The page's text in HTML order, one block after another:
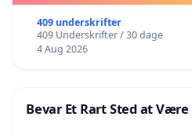
409 underskrifter
409 Underskrifter / 30 dage
4 Aug 2026
Bevar Et Rart Sted at